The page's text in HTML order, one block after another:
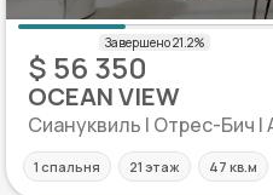
$ 56 350
OCEAN VIEW
Сиануквиль | Отрес-Бич |
1 спальня 21 этаж 47 кв.м